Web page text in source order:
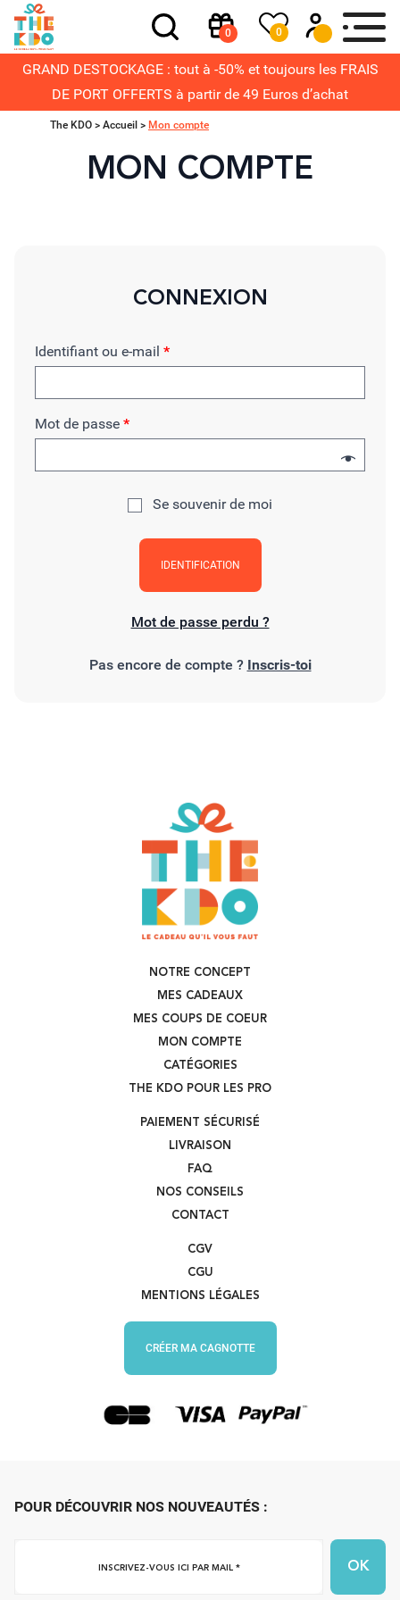
0 0
GRAND DESTOCKAGE : tout à -50% et toujours les FRAIS
DE PORT OFFERTS à partir de 49 Euros d’achat
The KDO > Accueil > Mon compte
MON COMPTE
CONNEXION
Identifiant ou e-mail *
Mot de passe *
Se souvenir de moi
IDENTIFICATION
Mot de passe perdu ?
Pas encore de compte ? Inscris-toi
NOTRE CONCEPT
MES CADEAUX
MES COUPS DE COEUR
MON COMPTE
CATÉGORIES
THE KDO POUR LES PRO
PAIEMENT SÉCURISÉ
LIVRAISON
FAQ
NOS CONSEILS
CONTACT
CGV
CGU
MENTIONS LÉGALES
CRÉER MA CAGNOTTE
POUR DÉCOUVRIR NOS NOUVEAUTÉS :